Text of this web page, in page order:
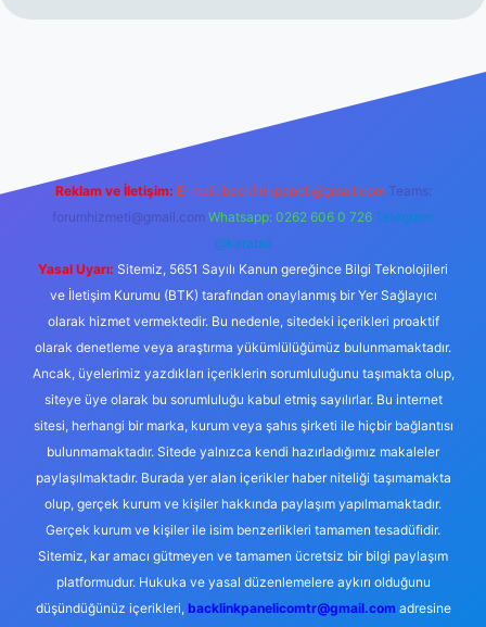
Reklam ve İletişim: E-mail: backlinkpaneli@gmail.com Teams:
forumhizmeti@gmail.com Whatsapp: 0262 606 0 726 Telegram:
@karabul
Yasal Uyarı: Sitemiz, 5651 Sayılı Kanun gereğince Bilgi Teknolojileri
ve İletişim Kurumu (BTK) tarafından onaylanmış bir Yer Sağlayıcı
olarak hizmet vermektedir. Bu nedenle, sitedeki içerikleri proaktif
olarak denetleme veya araştırma yükümlülüğümüz bulunmamaktadır.
Ancak, üyelerimiz yazdıkları içeriklerin sorumluluğunu taşımakta olup,
siteye üye olarak bu sorumluluğu kabul etmiş sayılırlar. Bu internet
sitesi, herhangi bir marka, kurum veya şahıs şirketi ile hiçbir bağlantısı
bulunmamaktadır. Sitede yalnızca kendi hazırladığımız makaleler
paylaşılmaktadır. Burada yer alan içerikler haber niteliği taşımamakta
olup, gerçek kurum ve kişiler hakkında paylaşım yapılmamaktadır.
Gerçek kurum ve kişiler ile isim benzerlikleri tamamen tesadüfidir.
Sitemiz, kar amacı gütmeyen ve tamamen ücretsiz bir bilgi paylaşım
platformudur. Hukuka ve yasal düzenlemelere aykırı olduğunu
düşündüğünüz içerikleri, backlinkpanelicomtr@gmail.comadresine